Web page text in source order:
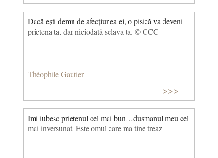
Dacă ești demn de afecțiunea ei, o pisică va deveni
prietena ta, dar niciodată sclava ta. © CCC
Théophile Gautier
>>>
Imi iubesc prietenul cel mai bun…dusmanul meu cel
mai inversunat. Este omul care ma tine treaz.